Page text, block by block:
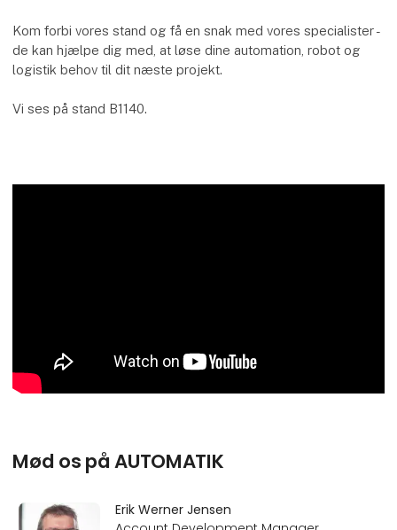
Kom forbi vores stand og få en snak med vores specialister -
de kan hjælpe dig med, at løse dine automation, robot og
logistik behov til dit næste projekt.
Vi ses på stand B1140.
Mød os på AUTOMATIK
Erik Werner Jensen